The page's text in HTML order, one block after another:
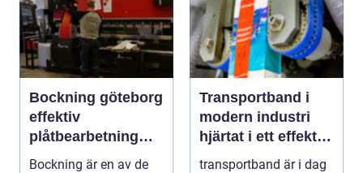
Bockning göteborg
effektiv
plåtbearbetning
med precision
Bockning är en av de
Transportband i
modern industri
hjärtat i ett effektivt
flöde
transportband är i dag